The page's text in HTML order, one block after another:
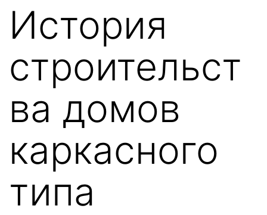
История
строительст
ва домов
каркасного
типа